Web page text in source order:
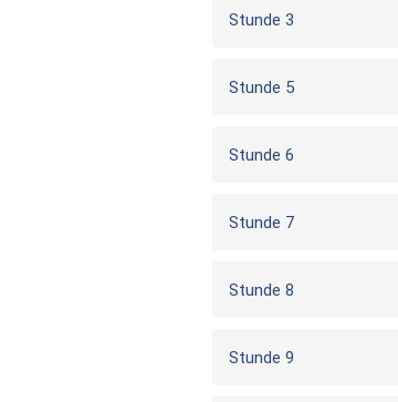
Stunde 3
Stunde 5
Stunde 6
Stunde 7
Stunde 8
Stunde 9